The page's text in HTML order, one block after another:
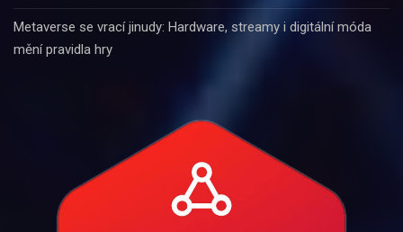
Metaverse se vrací jinudy: Hardware, streamy i digitální móda
mění pravidla hry